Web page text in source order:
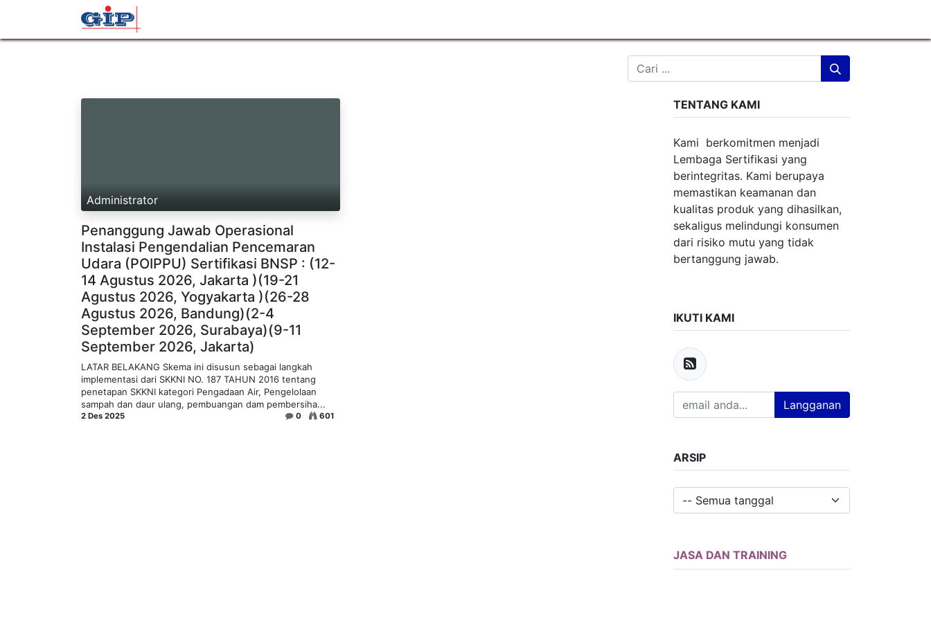
Administrator
Penanggung Jawab Operasional
Instalasi Pengendalian Pencemaran
Udara (POIPPU) Sertifikasi BNSP : (12-
14 Agustus 2026, Jakarta )(19-21
Agustus 2026, Yogyakarta )(26-28
Agustus 2026, Bandung)(2-4
September 2026, Surabaya)(9-11
September 2026, Jakarta)
LATAR BELAKANG Skema ini disusun sebagai langkah
implementasi dari SKKNI NO. 187 TAHUN 2016 tentang
penetapan SKKNI kategori Pengadaan Air, Pengelolaan
sampah dan daur ulang, pembuangan dam pembersiha...
2 Des 2025 0 601
TENTANG KAMI
Kami berkomitmen menjadi
Lembaga Sertifikasi yang
berintegritas. Kami berupaya
memastikan keamanan dan
kualitas produk yang dihasilkan,
sekaligus melindungi konsumen
dari risiko mutu yang tidak
bertanggung jawab.
IKUTI KAMI
Langganan
ARSIP
JASA DAN TRAINING